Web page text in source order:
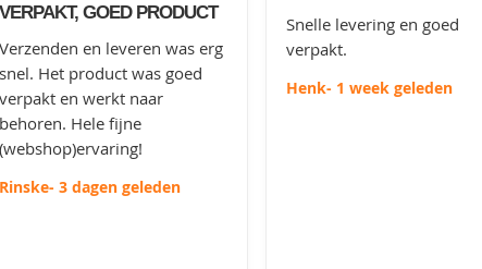
VERPAKT, GOED PRODUCT
Verzenden en leveren was erg
snel. Het product was goed
verpakt en werkt naar
behoren. Hele fijne
(webshop)ervaring!
Rinske- 3 dagen geleden
Snelle levering en goed
verpakt.
Henk- 1 week geleden